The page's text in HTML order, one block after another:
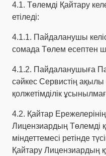
4.1. Төлемді Қайтару
етіледі:
4.1.1. Пайдаланушы
сомада Төлем есептен
4.1.2. Пайдаланушыға
сәйкес Сервистің
қолжетімділік
4.2. Қайтар
Лицензиардың Төлемді
міндеттемесі ретінде
Қайтару Лицензиардың